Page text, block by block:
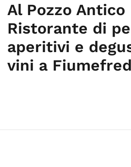
Al Pozzo Antico
Ristorante di
aperitivi e
vini a